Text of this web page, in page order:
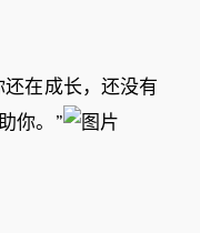
在成长，还没有
你。”